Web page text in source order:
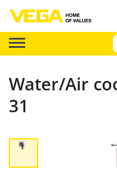
Water/Air
31